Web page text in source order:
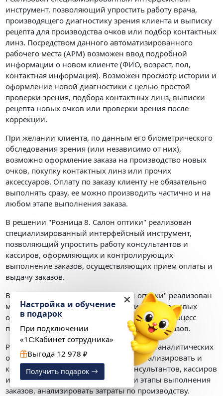
инструмент, позволяющий упростить работу врача,
производящего диагностику зрения клиента и выписку
рецепта для производства очков или подбор контактных
линз. Посредством данного автоматизированного
рабочего места (АРМ) возможен ввод подробной
информации о новом клиенте (ФИО, возраст, пол,
контактная информация). Возможен просмотр истории и
оформление новой диагностики с целью простой
проверки зрения, подбора контактных линз, выписки
рецепта новых очков или проверки зрения после
коррекции.
При желании клиента, по данным его биометрического
обследования зрения (или независимо от них),
возможно оформление заказа на производство новых
очков, покупку контактных линз или прочих
аксессуаров. Оплату по заказу клиенту не обязательно
выполнять сразу, ее можно производить частично и на
любом этапе выполнения заказа.
В решении "Розница 8. Салон оптики" реализован
специализированный интерфейсный инструмент,
позволяющий упростить работу консультантов и
кассиров, оформляющих и контролирующих
выполнение заказов, осуществляющих прием оплаты и
выдачу заказов.
В конфигурации "Розница 8. Салон оптики" реализован
механизм отражения процесса производства новых
очков, который позволяет контролировать процесс
производства и затраты при выполнение заказов.
Реализован набор специализированных аналитических
отчетов. Данные отчеты позволяют анализировать и
контролировать работу врачей, консультантов, кассиров
и мастеров, отслеживать историю и этапы выполнения
заказов, анализировать затраты по производству.
✕
Настройка и обучение
в подарок
При подключении
«1С:Кабинет сотрудника»
Выгода 12 978 ₽
Получить подарок